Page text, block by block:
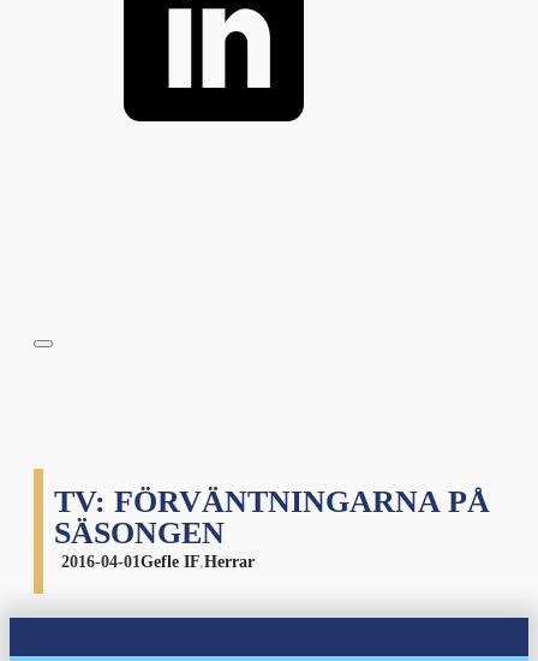
TV: FÖRVÄNTNINGARNA PÅ
SÄSONGEN
2016-04-01Gefle IF,Herrar